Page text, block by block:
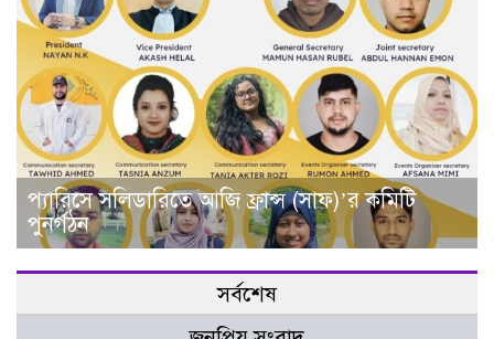
প্যারিসে সলিডারিতে আজি ফ্রান্স (সাফ)’র কমিটি
পুনর্গঠন
সর্বশেষ